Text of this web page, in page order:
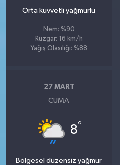
Orta kuvvetli yağmurlu
Nem: %90
Rüzgar: 16 km/h
Yağış Olasılığı: %88
27 MART
CUMA
8°
Bölgesel düzensiz yağmur